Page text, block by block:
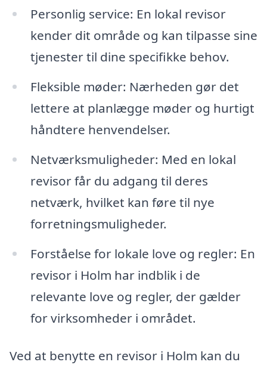
Personlig service: En lokal revisor
kender dit område og kan tilpasse sine
tjenester til dine specifikke behov.
Fleksible møder: Nærheden gør det
lettere at planlægge møder og hurtigt
håndtere henvendelser.
Netværksmuligheder: Med en lokal
revisor får du adgang til deres
netværk, hvilket kan føre til nye
forretningsmuligheder.
Forståelse for lokale love og regler: En
revisor i Holm har indblik i de
relevante love og regler, der gælder
for virksomheder i området.
Ved at benytte en revisor i Holm kan du